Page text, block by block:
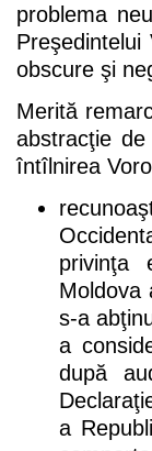
problema
obscure şi
Merită
abstracţie
întîlnirea
privinţa
Moldova
s-a
a
după
a